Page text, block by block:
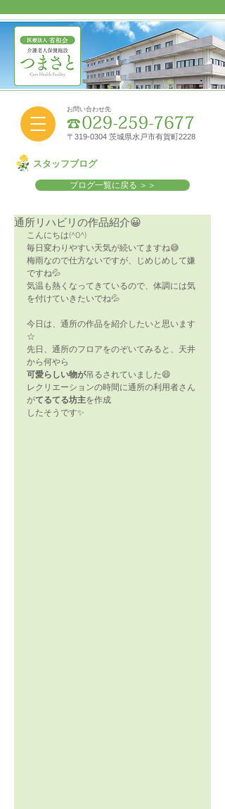
お問い合わせ先
〒319-0304 茨城県水戸市有賀町2228
スタッフブログ
ブログ一覧に戻る ＞＞
通所リハビリの作品紹介😀
こんにちは(^O^)
毎日変わりやすい天気が続いてますね😅
梅雨なので仕方ないですが、じめじめして嫌
ですね💦
気温も熱くなってきているので、体調には気
を付けていきたいでね💦
今日は、通所の作品を紹介したいと思います
☆
先日、通所のフロアをのぞいてみると、天井
から何やら
可愛らしい物が吊るされていました😄
レクリエーションの時間に通所の利用者さん
がてるてる坊主を作成
したそうです✨